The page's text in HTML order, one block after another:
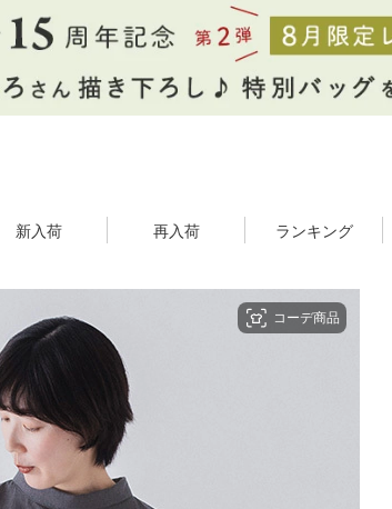
新入荷 再入荷 ランキング
コーデ商品